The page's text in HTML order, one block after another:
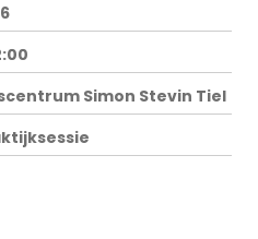
Simon Stevin Tiel